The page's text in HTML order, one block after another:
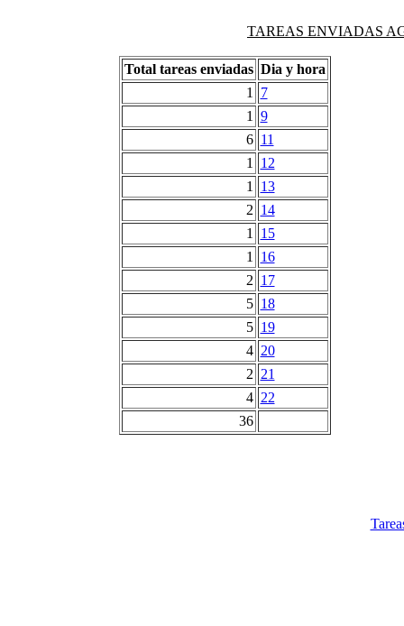
TAREAS ENVIADAS
Total tareas enviadas Dia y hora
1
7
1
9
6 11
1
12
1
13
2 14
1
15
1
16
2 17
5 18
5 19
4 20
2 21
4 22
36